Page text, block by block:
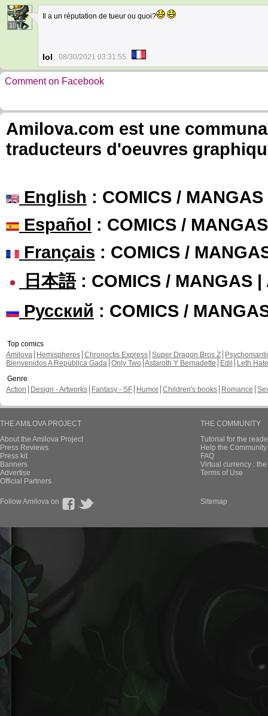
18
Il a un réputation de tueur ou quoi?
Iol 08/30/2021 03:31:55
Comment on Facebook
Amilova.com est une
traducteurs d'oeuvres
English : COMICS /
Español : COMICS /
Français : COMICS /
日本語: COMICS / MANGAS |
Русский : COMICS /
Top comics
Amilova
Hemispheres Chronoctis Express Super Dragon Bros Z
Bienvenidos A República Gada Only Two Astaroth Y Bernadette Edil
Leth Hate
Genre
Action
Design - Artworks Fantasy - SF Humor Children's books Romance
THE AMILOVA PROJECT
About the Amilova Project
Press Reviews
Press kit
Banners
Advertise
Official Partners
THE COMMUNITY
Tutorial for the
Help the
FAQ
Virtual currency :
Terms of Use
Follow Amilova on Sitemap